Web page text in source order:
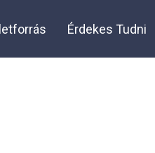
Érdekes Tudni